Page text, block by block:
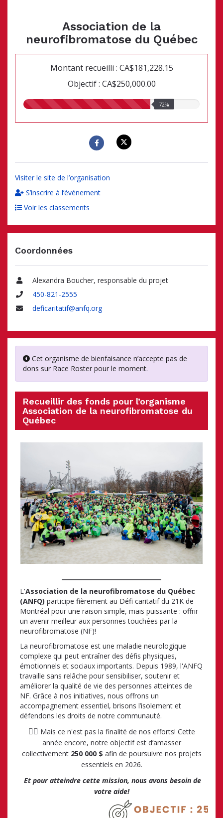
Association de la
neurofibromatose du Québec
Montant recueilli : CA$181,228.15
Objectif : CA$250,000.00
72.00%
72%
Visiter le site de l’organisation
S’inscrire à l’événement
Voir les classements
Coordonnées
Nom
Alexandra Boucher, responsable du projet
Téléphone
450-821-2555
deficaritatif@anfq.org
Cet organisme de bienfaisance n’accepte pas de
dons sur Race Roster pour le moment.
Recueillir des fonds pour l’organisme
Association de la neurofibromatose du
Québec
L'Association de la neurofibromatose du Québec
(ANFQ) participe fièrement au Défi caritatif du 21K de
Montréal pour une raison simple, mais puissante : offrir
un avenir meilleur aux personnes touchées par la
neurofibromatose (NF)!
La neurofibromatose est une maladie neurologique
complexe qui peut entraîner des défis physiques,
émotionnels et sociaux importants. Depuis 1989, l'ANFQ
travaille sans relâche pour sensibiliser, soutenir et
améliorer la qualité de vie des personnes atteintes de
NF. Grâce à nos initiatives, nous offrons un
accompagnement essentiel, brisons l’isolement et
défendons les droits de notre communauté.
☝🏼 Mais ce n'est pas la finalité de nos efforts! Cette
année encore, notre objectif est d’amasser
collectivement 250 000 $ afin de poursuivre nos projets
essentiels en 2026.
Et pour atteindre cette mission, nous avons besoin de
votre aide!